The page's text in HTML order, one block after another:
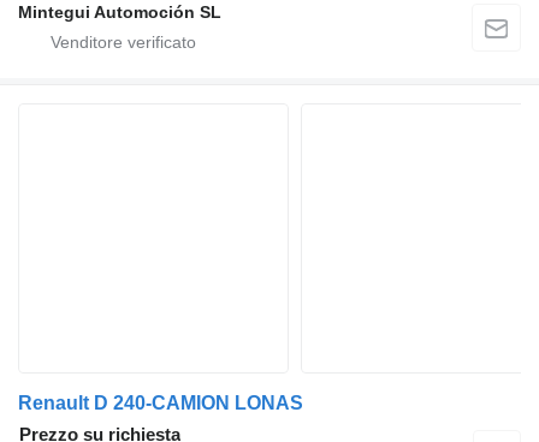
Mintegui Automoción SL
Renault D 240-CAMION LONAS
Prezzo su richiesta